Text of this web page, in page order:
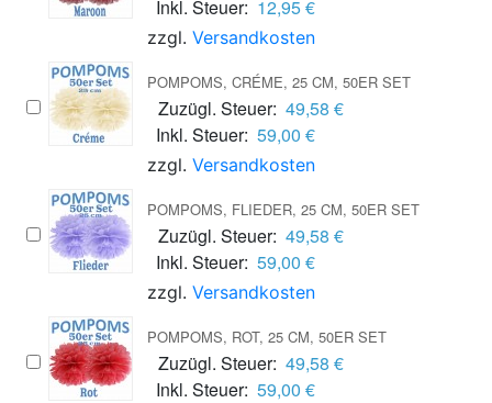
Inkl. Steuer: 12,95 €
zzgl. Versandkosten
POMPOMS, CRÉME, 25 CM, 50ER SET
Zuzügl. Steuer: 49,58 €
Inkl. Steuer: 59,00 €
zzgl. Versandkosten
POMPOMS, FLIEDER, 25 CM, 50ER SET
Zuzügl. Steuer: 49,58 €
Inkl. Steuer: 59,00 €
zzgl. Versandkosten
POMPOMS, ROT, 25 CM, 50ER SET
Zuzügl. Steuer: 49,58 €
Inkl. Steuer: 59,00 €